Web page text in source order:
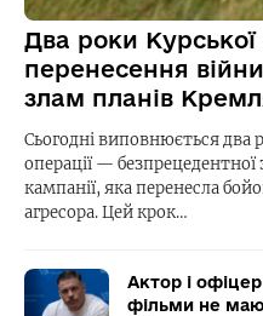
Два роки Курської
перенесення
злам планів
Сьогодні виповнюється два
операції —
кампанії, яка перенесла
агресора. Цей крок…
Актор і
фільми не